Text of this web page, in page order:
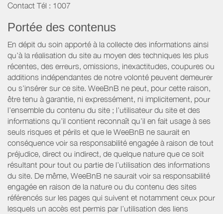
Contact Tél : 1007
Portée des contenus
En dépit du soin apporté à la collecte des informations ainsi
qu’à la réalisation du site au moyen des techniques les plus
récentes, des erreurs, omissions, inexactitudes, coupures ou
additions indépendantes de notre volonté peuvent demeurer
ou s’insérer sur ce site. WeeBnB ne peut, pour cette raison,
être tenu à garantie, ni expressément, ni implicitement, pour
l’ensemble du contenu du site ; l’utilisateur du site et des
informations qu’il contient reconnaît qu’il en fait usage à ses
seuls risques et périls et que le WeeBnB ne saurait en
conséquence voir sa responsabilité engagée à raison de tout
préjudice, direct ou indirect, de quelque nature que ce soit
résultant pour tout ou partie de l’utilisation des informations
du site. De même, WeeBnB ne saurait voir sa responsabilité
engagée en raison de la nature ou du contenu des sites
référencés sur les pages qui suivent et notamment ceux pour
lesquels un accès est permis par l’utilisation des liens